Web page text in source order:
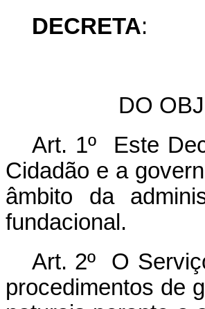
DECRETA:
DO
Art. 1º Este
Cidadão e a
âmbito da
fundacional.
Art. 2º O
procedimentos de